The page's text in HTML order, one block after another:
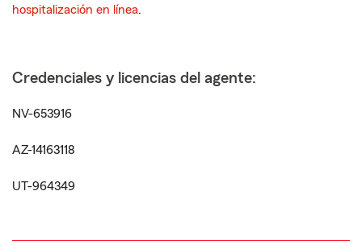
hospitalización en línea.
Credenciales y licencias del agente:
NV-653916
AZ-14163118
UT-964349